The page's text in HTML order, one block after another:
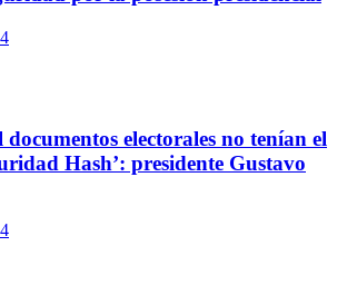
documentos electorales no tenían el
Hash’: presidente Gustavo